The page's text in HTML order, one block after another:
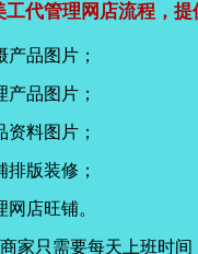
工代管理网店流程，
产品图片；
产品图片；
资料图片；
排版装修；
店旺铺。
家只需要每天上班时